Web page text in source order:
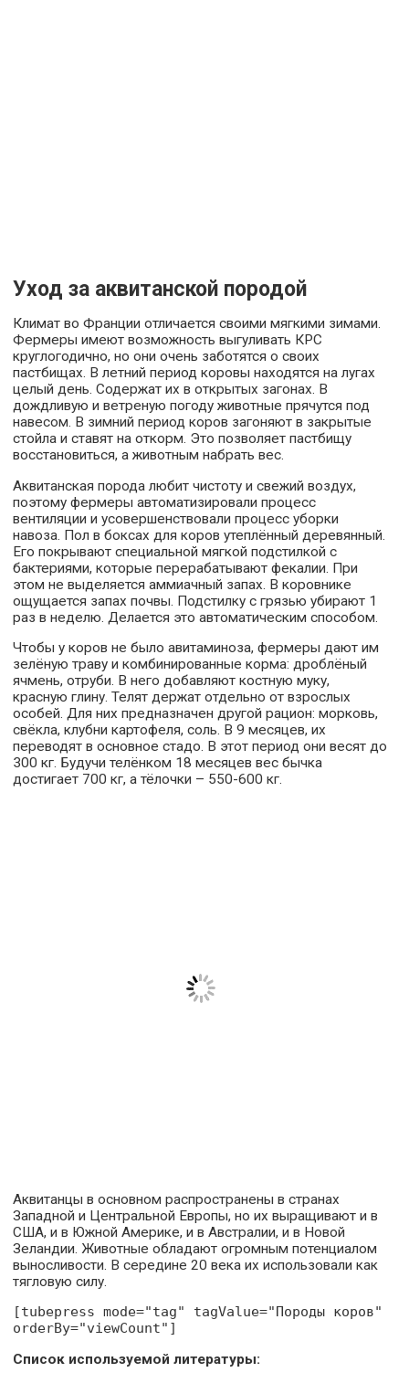
Уход за аквитанской породой
Климат во Франции отличается своими мягкими зимами.
Фермеры имеют возможность выгуливать КРС
круглогодично, но они очень заботятся о своих
пастбищах. В летний период коровы находятся на лугах
целый день. Содержат их в открытых загонах. В
дождливую и ветреную погоду животные прячутся под
навесом. В зимний период коров загоняют в закрытые
стойла и ставят на откорм. Это позволяет пастбищу
восстановиться, а животным набрать вес.
Аквитанская порода любит чистоту и свежий воздух,
поэтому фермеры автоматизировали процесс
вентиляции и усовершенствовали процесс уборки
навоза. Пол в боксах для коров утеплённый деревянный.
Его покрывают специальной мягкой подстилкой с
бактериями, которые перерабатывают фекалии. При
этом не выделяется аммиачный запах. В коровнике
ощущается запах почвы. Подстилку с грязью убирают 1
раз в неделю. Делается это автоматическим способом.
Чтобы у коров не было авитаминоза, фермеры дают им
зелёную траву и комбинированные корма: дроблёный
ячмень, отруби. В него добавляют костную муку,
красную глину. Телят держат отдельно от взрослых
особей. Для них предназначен другой рацион: морковь,
свёкла, клубни картофеля, соль. В 9 месяцев, их
переводят в основное стадо. В этот период они весят до
300 кг. Будучи телёнком 18 месяцев вес бычка
достигает 700 кг, а тёлочки – 550-600 кг.
Аквитанцы в основном распространены в странах
Западной и Центральной Европы, но их выращивают и в
США, и в Южной Америке, и в Австралии, и в Новой
Зеландии. Животные обладают огромным потенциалом
выносливости. В середине 20 века их использовали как
тягловую силу.
[tubepress mode="tag" tagValue="Породы коров"
orderBy="viewCount"]
Список используемой литературы: